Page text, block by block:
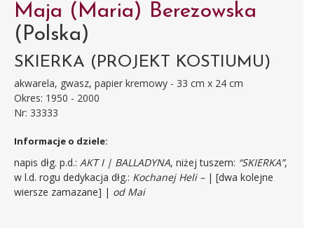
Maja (Maria) Berezowska
(Polska)
SKIERKA (PROJEKT KOSTIUMU)
akwarela, gwasz, papier kremowy - 33 cm x 24 cm
Okres: 1950 - 2000
Nr: 33333
Informacje o dziele:
napis dłg. p.d.: AKT I | BALLADYNA, niżej tuszem: “SKIERKA”,
w l.d. rogu dedykacja dłg.: Kochanej Heli – | [dwa kolejne
wiersze zamazane] | od Mai